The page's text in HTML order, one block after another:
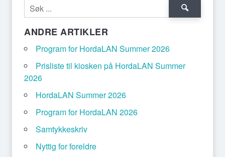
ANDRE ARTIKLER
Program for HordaLAN Summer 2026
Prisliste til kiosken på HordaLAN Summer
2026
HordaLAN Summer 2026
Program for HordaLAN 2026
Samtykkeskriv
Nyttig for foreldre